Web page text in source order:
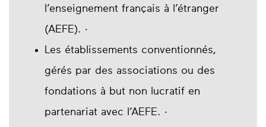
l’enseignement français à l’étranger
(AEFE). ·
Les établissements conventionnés,
gérés par des associations ou des
fondations à but non lucratif en
partenariat avec l’AEFE. ·